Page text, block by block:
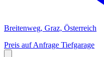
Breitenweg, Graz, Österreich
Preis auf Anfrage Tiefgarage